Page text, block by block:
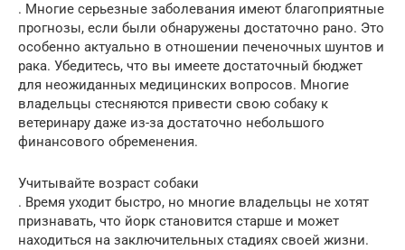
. Многие серьезные заболевания имеют благоприятные
прогнозы, если были обнаружены достаточно рано. Это
особенно актуально в отношении печеночных шунтов и
рака. Убедитесь, что вы имеете достаточный бюджет
для неожиданных медицинских вопросов. Многие
владельцы стесняются привести свою собаку к
ветеринару даже из-за достаточно небольшого
финансового обременения.
Учитывайте возраст собаки
. Время уходит быстро, но многие владельцы не хотят
признавать, что йорк становится старше и может
находиться на заключительных стадиях своей жизни.